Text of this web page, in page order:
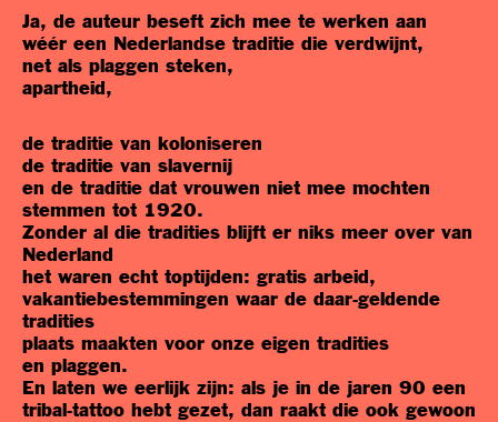
Ja, de auteur beseft zich mee te werken aan
wéér een Nederlandse traditie die verdwijnt,
net als plaggen steken,
apartheid,
de traditie van koloniseren
de traditie van slavernij
en de traditie dat vrouwen niet mee mochten
stemmen tot 1920.
Zonder al die tradities blijft er niks meer over van
Nederland
het waren echt toptijden: gratis arbeid,
vakantiebestemmingen waar de daar-geldende
tradities
plaats maakten voor onze eigen tradities
en plaggen.
En laten we eerlijk zijn: als je in de jaren 90 een
tribal-tattoo hebt gezet, dan raakt die ook gewoon